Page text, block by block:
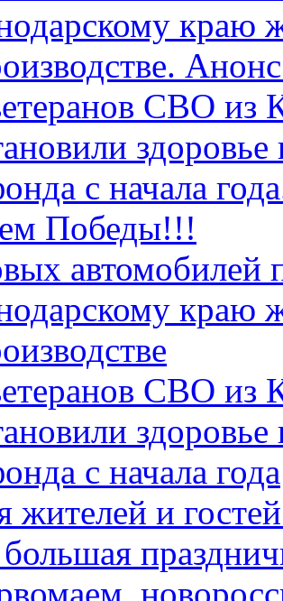
краю
СВО из
с начала
Победы!!!
автомобилей
краю
СВО из
с начала года
жителей и